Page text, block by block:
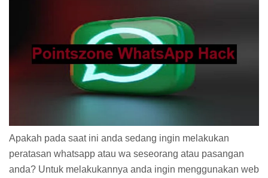
Apakah pada saat ini anda sedang ingin melakukan
peratasan whatsapp atau wa seseorang atau pasangan
anda? Untuk melakukannya anda ingin menggunakan web